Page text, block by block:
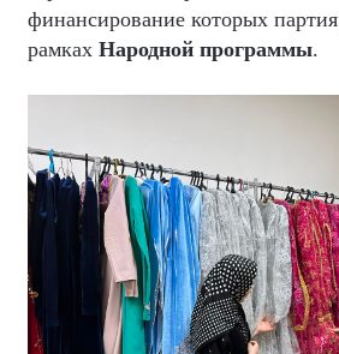
финансирование которых
рамках Народной программы.